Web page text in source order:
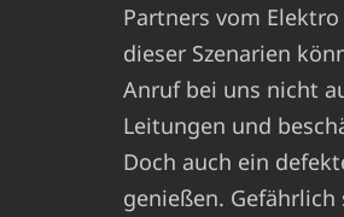
Partners vom
dieser Szenarien
Anruf bei uns nicht
Leitungen und
Doch auch ein
genießen.